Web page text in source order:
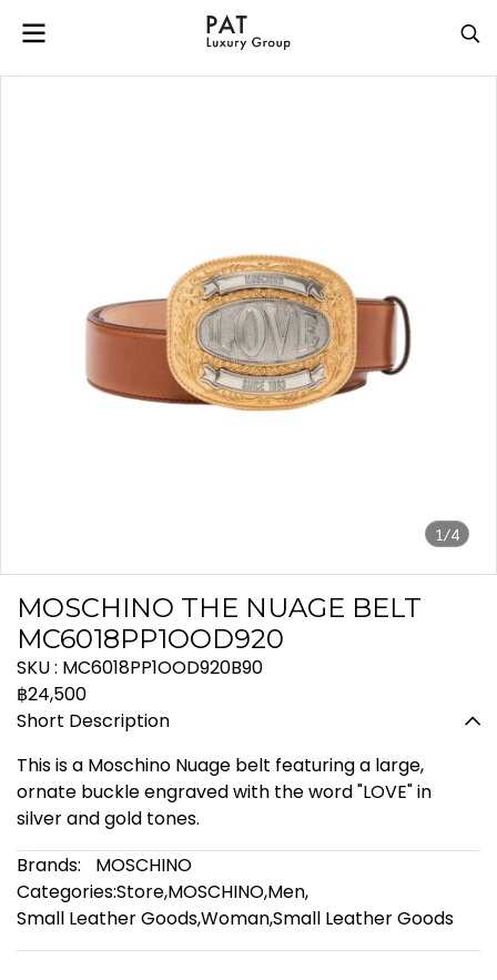
1/4
MOSCHINO THE NUAGE BELT
MC6018PP1OOD920
SKU : MC6018PP1OOD920B90
฿24,500
Short Description
This is a Moschino Nuage belt featuring a large,
ornate buckle engraved with the word "LOVE" in
silver and gold tones.
Brands:
MOSCHINO
Categories:Store,MOSCHINO,Men,
Small Leather Goods,Woman,Small Leather Goods